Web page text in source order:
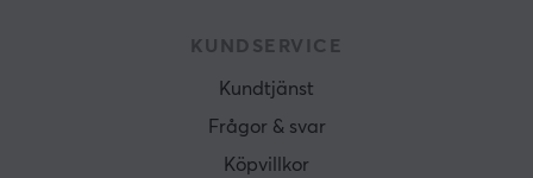
KUNDSERVICE
Kundtjänst
Frågor & svar
Köpvillkor